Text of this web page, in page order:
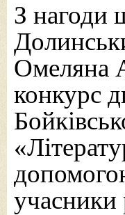
З нагоди
Омеляна
конкурс